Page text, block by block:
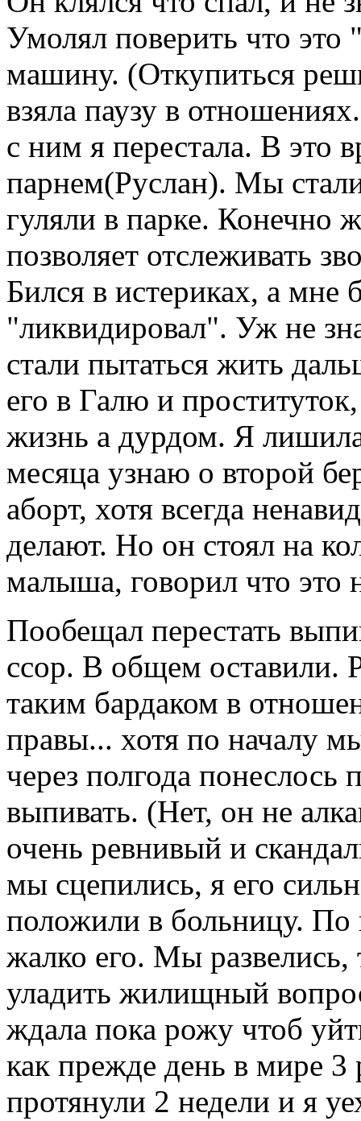
Умолял поверить что это
машину. (Откупиться
взяла паузу в
с ним я перестала. В это
парнем(Руслан). Мы
гуляли в парке. Конечно
позволяет отслеживать
Бился в истериках, а мне
"ликвидировал". Уж не
стали пытаться жить
его в Галю и
жизнь а дурдом. Я
месяца узнаю о второй
аборт, хотя всегда
делают. Но он стоял на
малыша, говорил что это
Пообещал перестать
ссор. В общем оставили.
таким бардаком в
правы... хотя по началу
через полгода
выпивать. (Нет, он не
очень ревнивый и
мы сцепились, я его
положили в больницу.
жалко его. Мы
уладить жилищный
ждала пока рожу чтоб
как прежде день в мире 3
протянули 2 недели и я